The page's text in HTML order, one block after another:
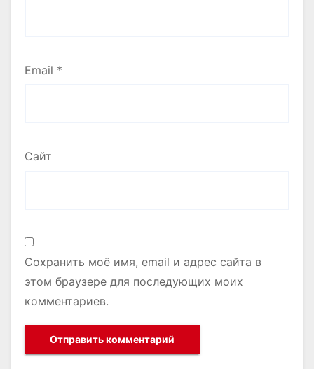
Email *
Сайт
Сохранить моё имя, email и адрес сайта в
этом браузере для последующих моих
комментариев.